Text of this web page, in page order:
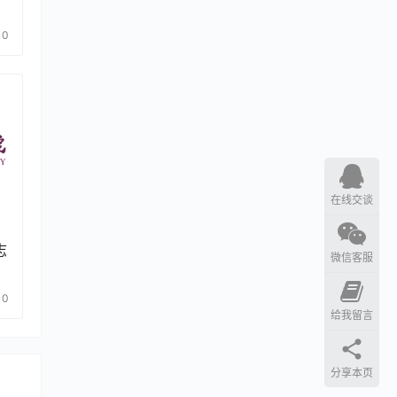
0
0
在线交谈
微信客服
给我留言
分享本页